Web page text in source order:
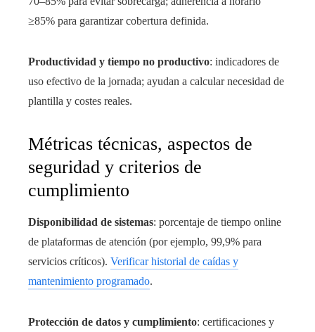
≥85% para garantizar cobertura definida.
Productividad y tiempo no productivo: indicadores de
uso efectivo de la jornada; ayudan a calcular necesidad de
plantilla y costes reales.
Métricas técnicas, aspectos de
seguridad y criterios de
cumplimiento
Disponibilidad de sistemas: porcentaje de tiempo online
de plataformas de atención (por ejemplo, 99,9% para
servicios críticos). Verificar historial de caídas y
mantenimiento programado.
Protección de datos y cumplimiento: certificaciones y